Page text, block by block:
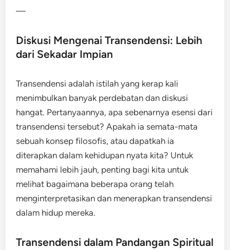
—
Diskusi Mengenai Transendensi: Lebih
dari Sekadar Impian
Transendensi adalah istilah yang kerap kali
menimbulkan banyak perdebatan dan diskusi
hangat. Pertanyaannya, apa sebenarnya esensi dari
transendensi tersebut? Apakah ia semata-mata
sebuah konsep filosofis, atau dapatkah ia
diterapkan dalam kehidupan nyata kita? Untuk
memahami lebih jauh, penting bagi kita untuk
melihat bagaimana beberapa orang telah
menginterpretasikan dan menerapkan transendensi
dalam hidup mereka.
Transendensi dalam Pandangan Spiritual